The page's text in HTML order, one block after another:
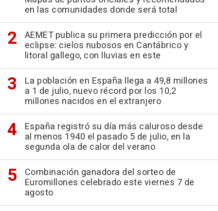
en las comunidades donde será total
AEMET publica su primera predicción por el
eclipse: cielos nubosos en Cantábrico y
litoral gallego, con lluvias en este
La población en España llega a 49,8 millones
a 1 de julio, nuevo récord por los 10,2
millones nacidos en el extranjero
España registró su día más caluroso desde
al menos 1940 el pasado 5 de julio, en la
segunda ola de calor del verano
Combinación ganadora del sorteo de
Euromillones celebrado este viernes 7 de
agosto